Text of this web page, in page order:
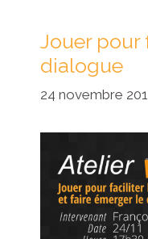
Jouer pour
dialogue
24 novembre